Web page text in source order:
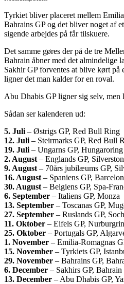
Tyrkiet bliver placeret mellem
Bahrains GP og det bliver noget af
sigende arbejdes på får tilskuere.
Det samme gøres der på de tre
Bahrain åbner med det almindelige
Sakhir GP forventes at blive kørt på
ligner det man kalder for en roval.
Abu Dhabis GP ligner sig selv, men
Sådan ser kalenderen ud:
5. Juli – Østrigs GP, Red Bull Ring
12. Juli – Steirmarks GP, Red Bull
19. Juli – Ungarns GP, Hungaroring
2. August – Englands GP,
9. August – 70års jubilæums GP,
16. August – Spaniens GP,
30. August – Belgiens GP, Spa-
6. September – Italiens GP, Monza
13. September – Toscanas GP,
27. September – Ruslands GP,
11. Oktober – Eifels GP,
25. Oktober – Portugals GP,
1. November – Emilia-Romagnas
15. November – Tyrkiets GP,
29. November – Bahrains GP,
6. December – Sakhirs GP,
13. December – Abu Dhabis GP,